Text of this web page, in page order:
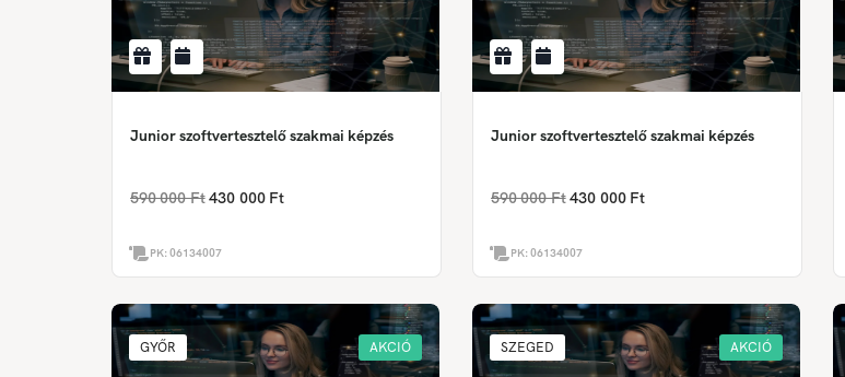
Junior szoftvertesztelő szakmai képzés
590 000 Ft 430 000 Ft
PK:06134007
Junior szoftvertesztelő szakmai képzés
590 000 Ft 430 000 Ft
PK:06134007
GYŐR AKCIÓ SZEGED AKCIÓ